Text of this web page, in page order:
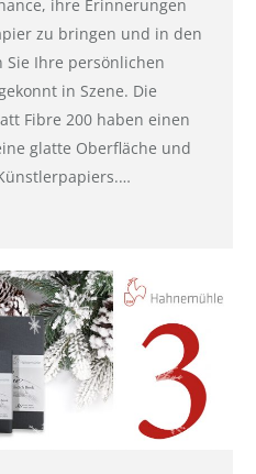
ihre Erinnerungen
zu bringen und in den
Sie Ihre persönlichen
in Szene. Die
Fibre 200 haben einen
glatte Oberfläche und